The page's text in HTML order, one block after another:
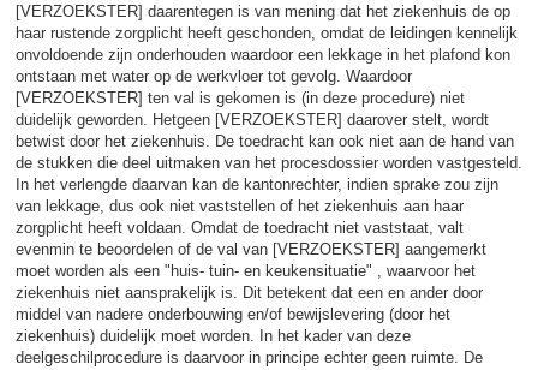
[VERZOEKSTER] daarentegen is van mening dat het ziekenhuis de op
haar rustende zorgplicht heeft geschonden, omdat de leidingen kennelijk
onvoldoende zijn onderhouden waardoor een lekkage in het plafond kon
ontstaan met water op de werkvloer tot gevolg. Waardoor
[VERZOEKSTER] ten val is gekomen is (in deze procedure) niet
duidelijk geworden. Hetgeen [VERZOEKSTER] daarover stelt, wordt
betwist door het ziekenhuis. De toedracht kan ook niet aan de hand van
de stukken die deel uitmaken van het procesdossier worden vastgesteld.
In het verlengde daarvan kan de kantonrechter, indien sprake zou zijn
van lekkage, dus ook niet vaststellen of het ziekenhuis aan haar
zorgplicht heeft voldaan. Omdat de toedracht niet vaststaat, valt
evenmin te beoordelen of de val van [VERZOEKSTER] aangemerkt
moet worden als een "huis- tuin- en keukensituatie" , waarvoor het
ziekenhuis niet aansprakelijk is. Dit betekent dat een en ander door
middel van nadere onderbouwing en/of bewijslevering (door het
ziekenhuis) duidelijk moet worden. In het kader van deze
deelgeschilprocedure is daarvoor in principe echter geen ruimte. De